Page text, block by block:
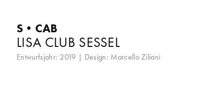
S•CAB
LISA CLUB SESSEL
Entwurfsjahr: 2019 | Design: Marcello Ziliani